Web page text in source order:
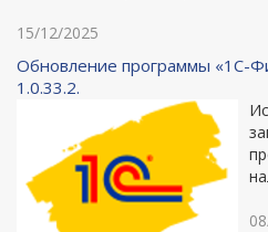
15/12/2025
Обновление программы «1С-
1.0.33.2.